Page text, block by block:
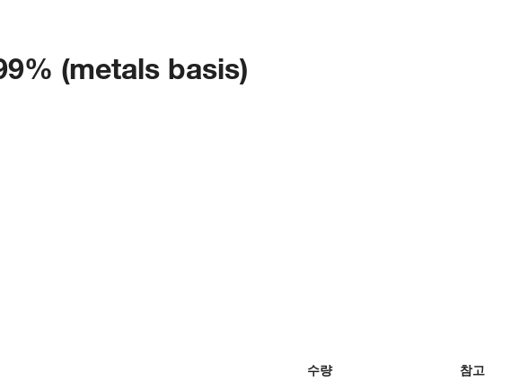
(metals basis)
수량 참고